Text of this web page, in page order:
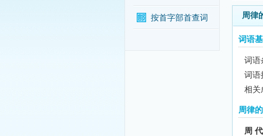
按首字部首查词 周律
词语
词语
词语
相关
周律
周